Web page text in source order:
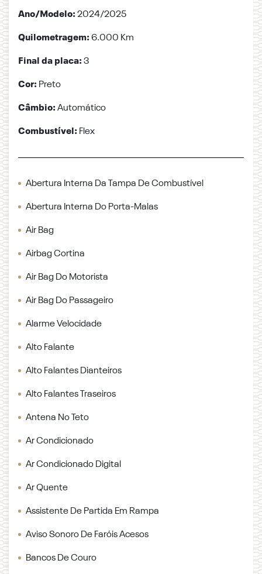
Ano/Modelo:2024/2025
Quilometragem:6.000 Km
Final da placa:3
Cor: Preto
Câmbio:Automático
Combustível: Flex
Abertura Interna Da Tampa De Combustível
Abertura Interna Do Porta-Malas
Air Bag
Airbag Cortina
Air Bag Do Motorista
Air Bag Do Passageiro
Alarme Velocidade
Alto Falante
Alto Falantes Dianteiros
Alto Falantes Traseiros
Antena No Teto
Ar Condicionado
Ar Condicionado Digital
Ar Quente
Assistente De Partida Em Rampa
Aviso Sonoro De Faróis Acesos
Bancos De Couro